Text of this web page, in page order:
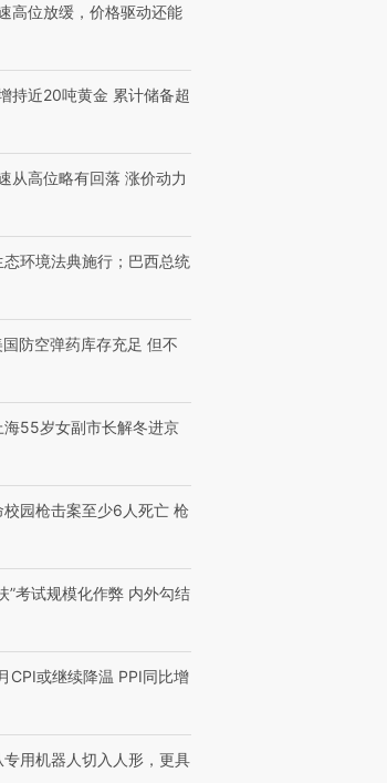
长拱下台
飞地休达
思的生活方式·第三对
住三大增长引擎是什么？
高位放缓，价格驱动还能
持近20吨黄金 累计储备超
从高位略有回落 涨价动力
环境法典施行；巴西总统
防空弹药库存充足 但不
海55岁女副市长解冬进京
园枪击案至少6人死亡 枪
”考试规模化作弊 内外勾结
CPI或继续降温 PPI同比增
用机器人切入人形，更具